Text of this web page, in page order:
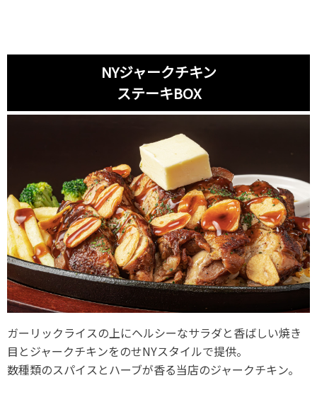
NYジャークチキン
ステーキBOX
ガーリックライスの上にヘルシーなサラダと香ばしい焼き
目とジャークチキンをのせNYスタイルで提供。
数種類のスパイスとハーブが香る当店のジャークチキン。